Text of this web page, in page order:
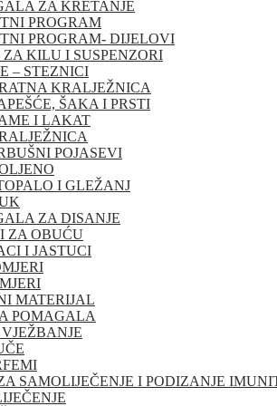
ZA KRETANJE
PROGRAM
PROGRAM- DIJELOVI
ZA KILU I SUSPENZORI
– STEZNICI
KRALJEŽNICA
ŠAKA I PRSTI
I LAKAT
POJASEVI
I GLEŽANJ
ZA DISANJE
ZA OBUĆU
I JASTUCI
MATERIJAL
POMAGALA
SAMOLIJEČENJE I PODIZANJE